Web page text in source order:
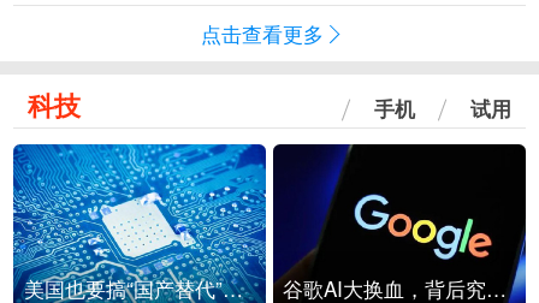
点击查看更多
科技 手机 试用
美国也要搞“国产替代”？先算清三笔账 谷歌AI大换血，背后究竟发生了什么？